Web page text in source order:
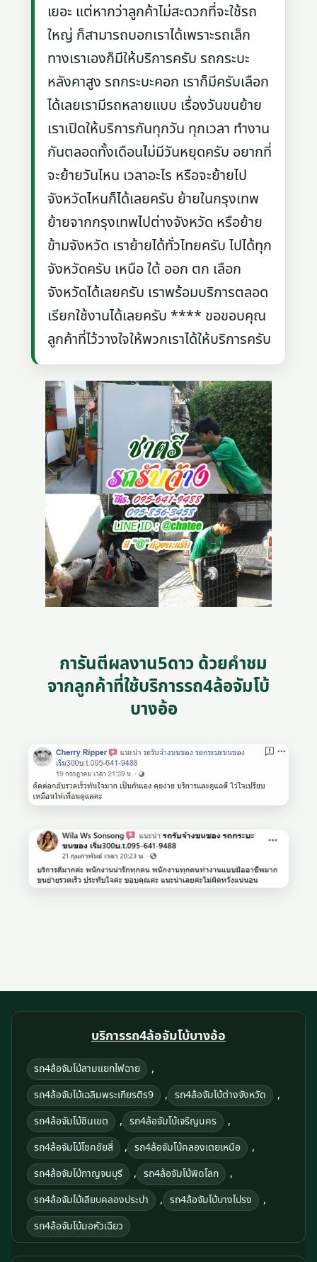
เยอะ แต่หากว่าลูกค้าไม่สะดวกที่จะใช้รถ
ใหญ่ ก็สามารถบอกเราได้เพราะรถเล็ก
ทางเราเองก็มีให้บริการครับ รถกระบะ
หลังคาสูง รถกระบะคอก เราก็มีครับเลือก
ได้เลยเรามีรถหลายแบบ เรื่องวันขนย้าย
เราเปิดให้บริการกันทุกวัน ทุกเวลา ทำงาน
กันตลอดทั้งเดือนไม่มีวันหยุดครับ อยากที่
จะย้ายวันไหน เวลาอะไร หรือจะย้ายไป
จังหวัดไหนก็ได้เลยครับ ย้ายในกรุงเทพ
ย้ายจากกรุงเทพไปต่างจังหวัด หรือย้าย
ข้ามจังหวัด เราย้ายได้ทั่วไทยครับ ไปได้ทุก
จังหวัดครับ เหนือ ใต้ ออก ตก เลือก
จังหวัดได้เลยครับ เราพร้อมบริการตลอด
เรียกใช้งานได้เลยครับ **** ขอขอบคุณ
ลูกค้าที่ไว้วางใจให้พวกเราได้ให้บริการครับ
การันตีผลงาน5ดาว ด้วยคำชม
จากลูกค้าที่ใช้บริการรถ4ล้อจัมโบ้
บางอ้อ
บริการรถ4ล้อจัมโบ้บางอ้อ
รถ4ล้อจัมโบ้สามแยกไฟฉาย ,
รถ4ล้อจัมโบ้เฉลิมพระเกียรติร9 , รถ4ล้อจัมโบ้ต่างจังหวัด ,
รถ4ล้อจัมโบ้ชินเขต , รถ4ล้อจัมโบ้เจริญนคร ,
รถ4ล้อจัมโบ้โชคชัยสี่ , รถ4ล้อจัมโบ้คลองเตยเหนือ ,
รถ4ล้อจัมโบ้กาญจนบุรี , รถ4ล้อจัมโบ้พิดโลก ,
รถ4ล้อจัมโบ้เลียบคลองประปา , รถ4ล้อจัมโบ้บางโปรง ,
รถ4ล้อจัมโบ้มอหัวเฉียว